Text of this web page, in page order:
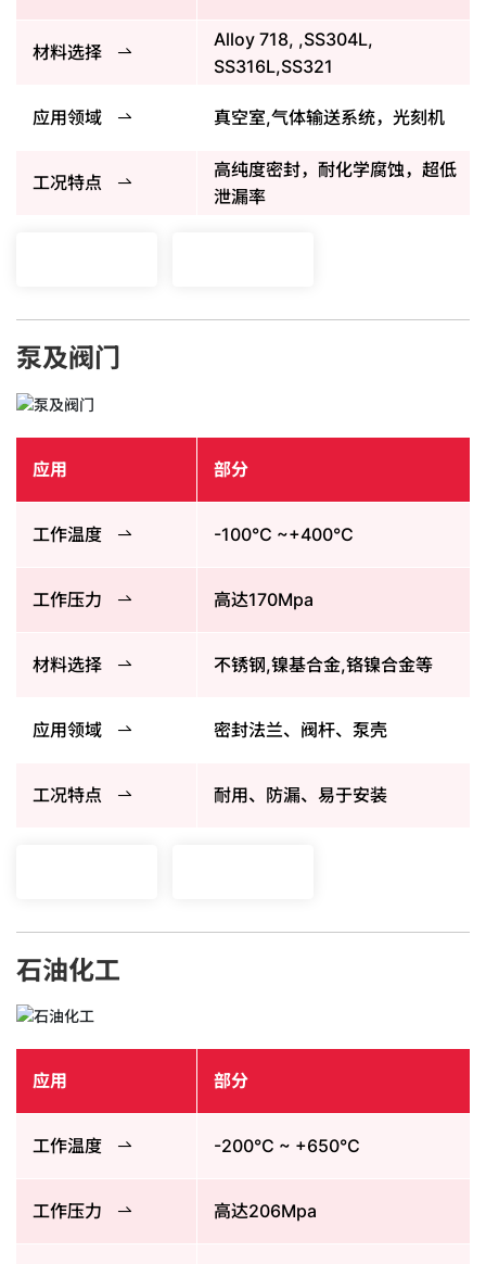
材料选择
Alloy 718, ,SS304L,
SS316L,SS321
应用领域 真空室,气体输送系统，光刻机
工况特点
高纯度密封，耐化学腐蚀，超低
泄漏率
泵及阀门
应用 部分
工作温度 -100°C ~+400°C
工作压力 高达170Mpa
材料选择 不锈钢,镍基合金,铬镍合金等
应用领域 密封法兰、阀杆、泵壳
工况特点 耐用、防漏、易于安装
石油化工
应用 部分
工作温度 -200°C ~ +650°C
工作压力 高达206Mpa